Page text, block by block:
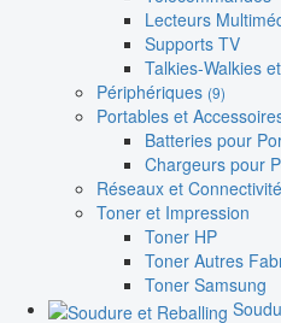
Lecteurs
Supports TV
Talkies-Walkies
Périphériques (9)
Portables et
Batteries pour
Chargeurs pour
Réseaux et Connectivité
Toner et Impression
Toner HP
Toner Autres
Toner Samsung